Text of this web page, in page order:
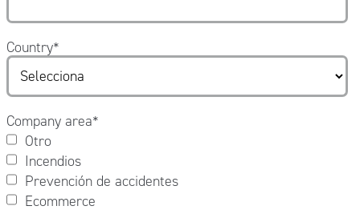
Country*
Company area*
Otro
Incendios
Prevención de accidentes
Ecommerce